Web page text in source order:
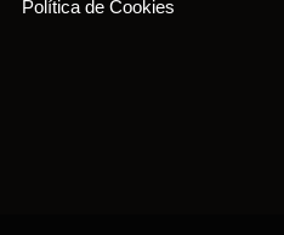
Política de Cookies